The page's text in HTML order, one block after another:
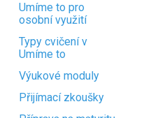
Umíme to pro
osobní využití
Typy cvičení v
Umíme to
Výukové moduly
Přijímací zkoušky